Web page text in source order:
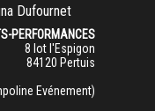
Dufournet
PERFORMANCES
8 lot l'Espigon
84120 ​Pertuis
Evénement)